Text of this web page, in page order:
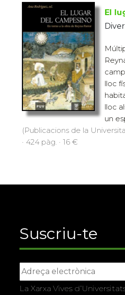
El
lloc
lloc
un
(Publicacions de la
· 424 pàg. · 16 €
Suscriu-te
La Xarxa Vives